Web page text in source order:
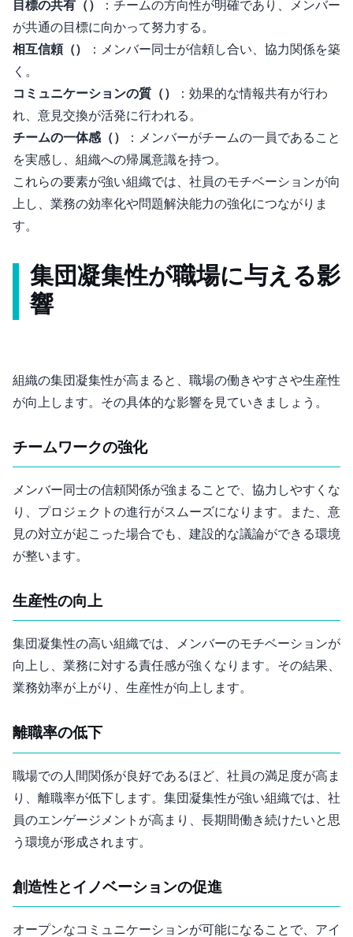
目標の共有（Shared Goals）
：チームの方向性が明確であり、メンバー
が共通の目標に向かって努力する。
相互信頼（Mutual Trust）
：メンバー同士が信頼し合い、協力関係を築
く。
コミュニケーションの質（Quality Communication）
：効果的な情報共有が行わ
れ、意見交換が活発に行われる。
チームの一体感（Sense of Belonging）
：メンバーがチームの一員であること
を実感し、組織への帰属意識を持つ。
これらの要素が強い組織では、社員のモチベーションが向
上し、業務の効率化や問題解決能力の強化につながりま
す。
集団凝集性が職場に与える影
響
組織の集団凝集性が高まると、職場の働きやすさや生産性
が向上します。その具体的な影響を見ていきましょう。
1. チームワークの強化
メンバー同士の信頼関係が強まることで、協力しやすくな
り、プロジェクトの進行がスムーズになります。また、意
見の対立が起こった場合でも、建設的な議論ができる環境
が整います。
2. 生産性の向上
集団凝集性の高い組織では、メンバーのモチベーションが
向上し、業務に対する責任感が強くなります。その結果、
業務効率が上がり、生産性が向上します。
3. 離職率の低下
職場での人間関係が良好であるほど、社員の満足度が高ま
り、離職率が低下します。集団凝集性が強い組織では、社
員のエンゲージメントが高まり、長期間働き続けたいと思
う環境が形成されます。
4. 創造性とイノベーションの促進
オープンなコミュニケーションが可能になることで、アイ